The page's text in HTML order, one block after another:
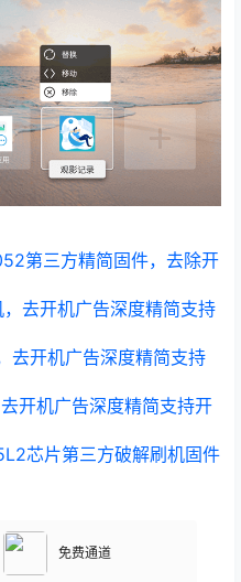
第三方精简固件，去除开
去开机广告深度精简支持
去开机广告深度精简支持
开机广告深度精简支持开
芯片第三方破解刷机固件
免费通道